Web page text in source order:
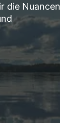
die Nuancen